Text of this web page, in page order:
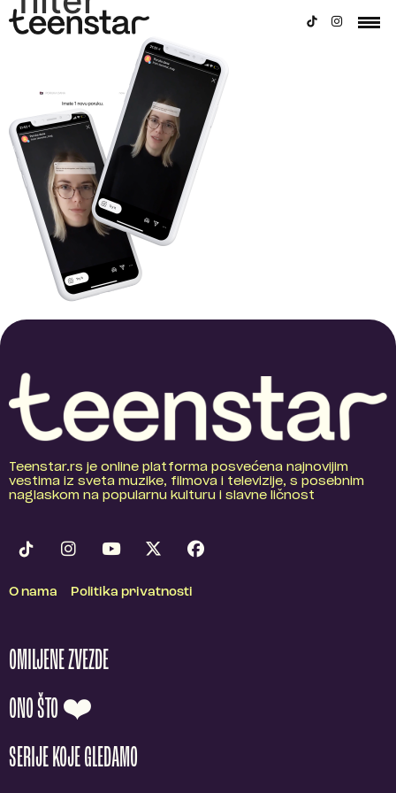
Teenstar.rs je online platforma posvećena najnovijim
vestima iz sveta muzike, filmova i televizije, s posebnim
naglaskom na popularnu kulturu i slavne ličnost
O nama Politika privatnosti
OMILJENE ZVEZDE
ONO ŠTO ❤️
SERIJE KOJE GLEDAMO